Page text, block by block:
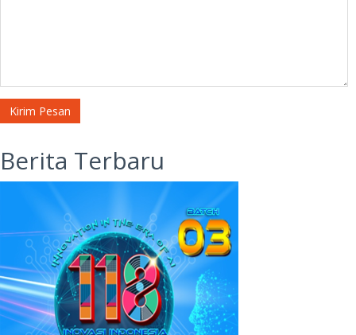
Kirim Pesan
Berita Terbaru